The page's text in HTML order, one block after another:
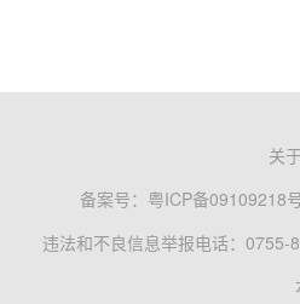
关
备案号： 粤ICP备09109218
违法和不良信息举报电话：0755-